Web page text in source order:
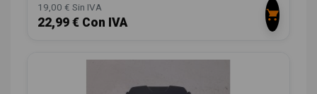
19,00 € Sin IVA
22,99 € Con IVA